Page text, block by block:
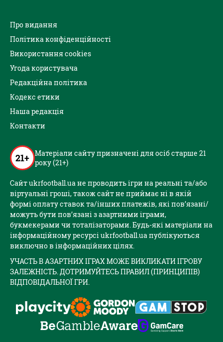
Про видання
Політика конфіденційності
Використання cookies
Угода користувача
Редакційна політика
Кодекс етики
Наша редакція
Контакти
21+ Матеріали сайту призначені для осіб старше 21
року (21+)
Сайт ukrfootball.ua не проводить ігри на реальні та/або
віртуальні гроші, також сайт не приймає ні в якій
формі оплату ставок та/інших платежів, які пов’язані/
можуть бути пов’язані з азартними іграми,
букмекерами чи тоталізаторами. Будь-які матеріали на
інформаційному ресурсі ukrfootball.ua публікуються
виключно в інформаційних цілях.
УЧАСТЬ В АЗАРТНИХ ІГРАХ МОЖЕ ВИКЛИКАТИ ІГРОВУ
ЗАЛЕЖНІСТЬ. ДОТРИМУЙТЕСЬ ПРАВИЛ (ПРИНЦИПІВ)
ВІДПОВІДАЛЬНОЇ ГРИ.